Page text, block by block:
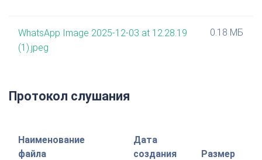
WhatsApp Image 2025-12-03 at 12.28.19
(1).jpeg
0.18 МБ
Протокол слушания
Наименование
файла
Дата
создания
Размер